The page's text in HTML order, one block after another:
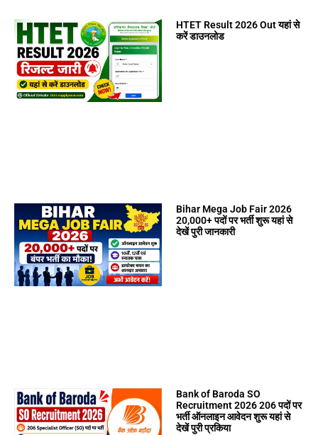
HTET Result 2026 Out यहां से
करें डाउनलोड
Bihar Mega Job Fair 2026
20,000+ पदों पर भर्ती शुरू यहां से
देखें पुरी जानकारी
Bank of Baroda SO
Recruitment 2026 206 पदों पर
भर्ती ऑनलाइन आवेदन शुरू यहां से
देखें पुरी प्रकिया